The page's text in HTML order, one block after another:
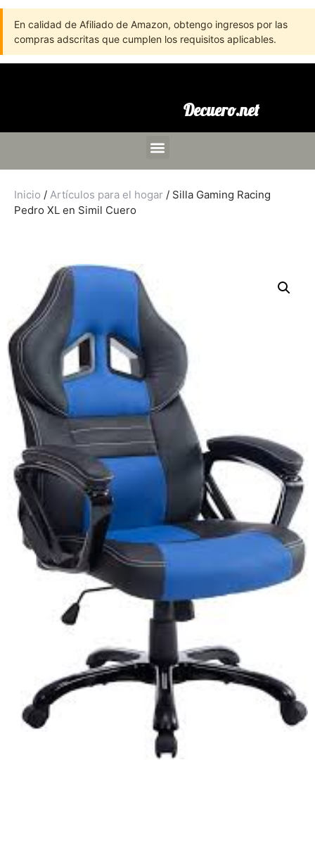
En calidad de Afiliado de Amazon, obtengo ingresos por las
compras adscritas que cumplen los requisitos aplicables.
Decuero.net
Inicio / Artículos para el hogar / Silla Gaming Racing
Pedro XL en Simil Cuero